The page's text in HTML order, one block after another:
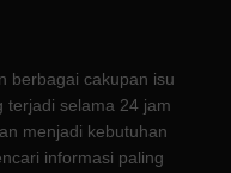
berbagai cakupan isu
terjadi selama 24 jam
menjadi kebutuhan
informasi paling